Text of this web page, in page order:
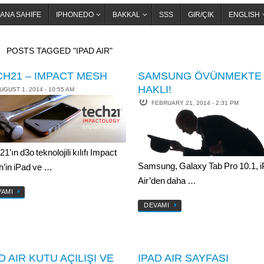
ANA SAHIFE IPHONEDO BAKKAL SSS GIR/ÇIK ENGLISH
POSTS TAGGED "IPAD AIR"
– IMPACT MESH
1, 2014 - 10:55 AM
d3o teknolojili kılıfı Impact
iPad ve …
SAMSUNG ÖVÜNMEKTE
HAKLI!
FEBRUARY 21, 2014 - 2:31 PM
Samsung, Galaxy Tab Pro 10.1,
Air’den daha …
DEVAMI
AIR KUTU AÇILIŞI VE IPAD AIR SAYFASI